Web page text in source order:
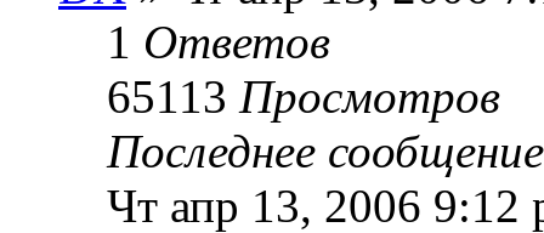
1 Ответов
65113 Просмотров
Последнее
Чт апр 13, 2006 9:12